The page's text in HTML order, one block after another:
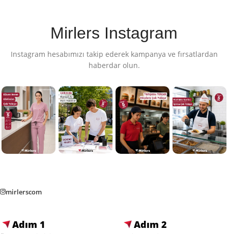
Mirlers Instagram
Instagram hesabımızı takip ederek kampanya ve fırsatlardan
haberdar olun.
mirlerscom
Adım 1 Adım 2